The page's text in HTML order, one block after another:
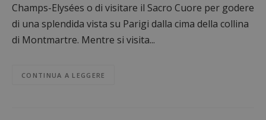
Champs-Elysées o di visitare il Sacro Cuore per godere
di una splendida vista su Parigi dalla cima della collina
di Montmartre. Mentre si visita...
CONTINUA A LEGGERE